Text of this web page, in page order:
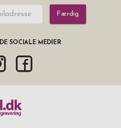
Færdig
SOCIALE MEDIER